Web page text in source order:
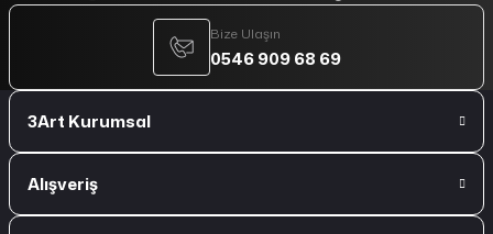
Bize Ulaşın
0546 909 68 69
3Art Kurumsal
Alışveriş